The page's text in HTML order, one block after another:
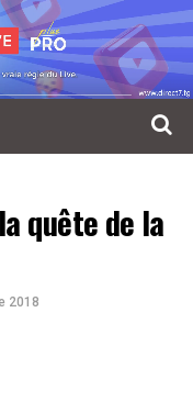
quête de la
2018